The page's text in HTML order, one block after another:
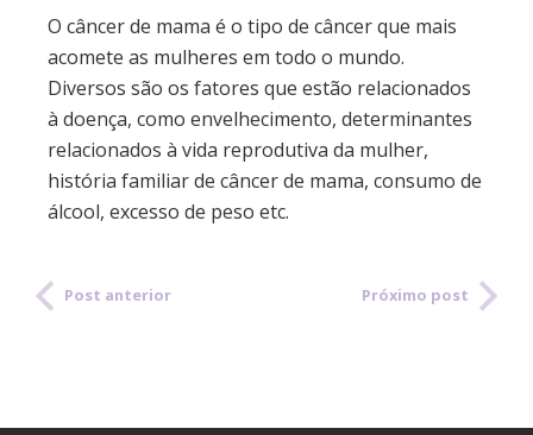
O câncer de mama é o tipo de câncer que mais
acomete as mulheres em todo o mundo.
Diversos são os fatores que estão relacionados
à doença, como envelhecimento, determinantes
relacionados à vida reprodutiva da mulher,
história familiar de câncer de mama, consumo de
álcool, excesso de peso etc.
Post anterior Próximo post